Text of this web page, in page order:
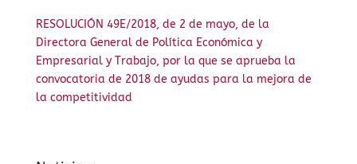
RESOLUCIÓN 49E/2018, de 2 de mayo, de la
Directora General de Política Económica y
Empresarial y Trabajo, por la que se aprueba la
convocatoria de 2018 de ayudas para la mejora de
la competitividad